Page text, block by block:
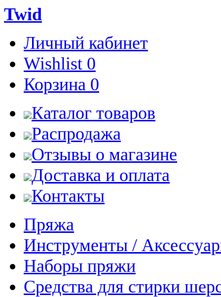
Twid
Личный кабинет
Wishlist 0
Корзина 0
Каталог товаров
Распродажа
Отзывы о магазине
Доставка и оплата
Контакты
Пряжа
Инструменты /
Наборы пряжи
Средства для стирки